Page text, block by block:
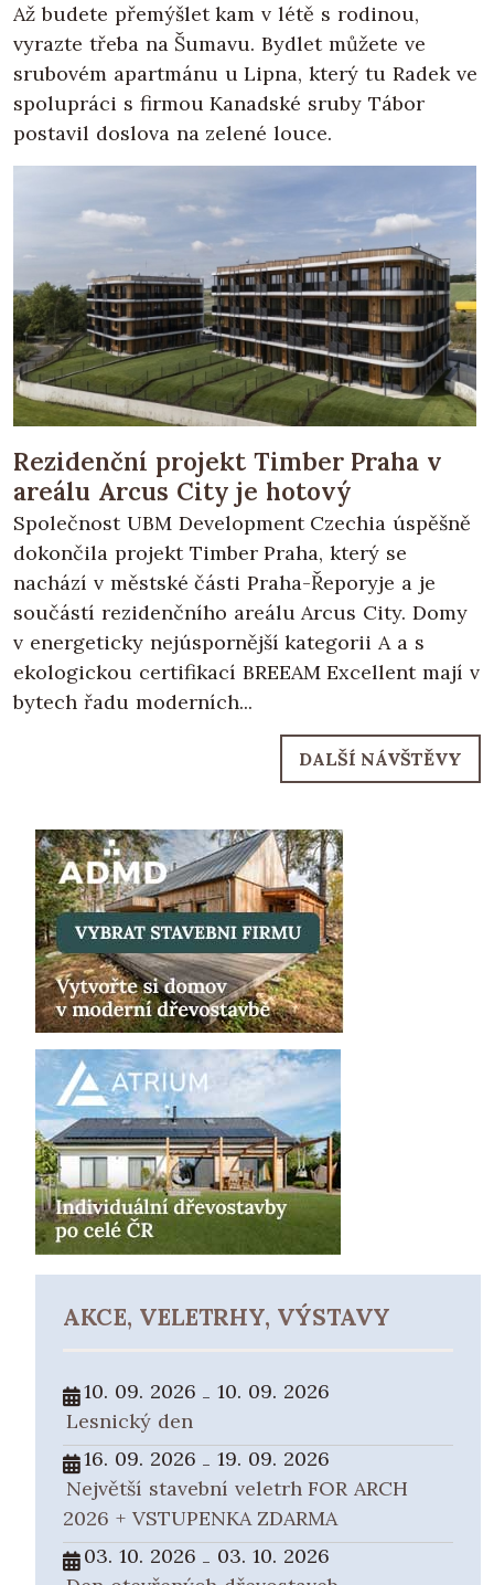
Až budete přemýšlet kam v létě s rodinou,
vyrazte třeba na Šumavu. Bydlet můžete ve
srubovém apartmánu u Lipna, který tu Radek ve
spolupráci s firmou Kanadské sruby Tábor
postavil doslova na zelené louce.
Rezidenční projekt Timber Praha v
areálu Arcus City je hotový
Společnost UBM Development Czechia úspěšně
dokončila projekt Timber Praha, který se
nachází v městské části Praha-Řeporyje a je
součástí rezidenčního areálu Arcus City. Domy
v energeticky nejúspornější kategorii A a s
ekologickou certifikací BREEAM Excellent mají v
bytech řadu moderních...
DALŠÍ NÁVŠTĚVY
AKCE, VELETRHY, VÝSTAVY
10. 09. 2026 -10. 09. 2026
Lesnický den
16. 09. 2026 -19. 09. 2026
Největší stavební veletrh FOR ARCH
2026 + VSTUPENKA ZDARMA
03. 10. 2026 - 03. 10. 2026